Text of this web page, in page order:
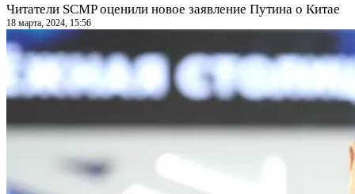
Читатели SCMP оценили новое заявление Путина о Китае
18 марта, 2024, 15:56